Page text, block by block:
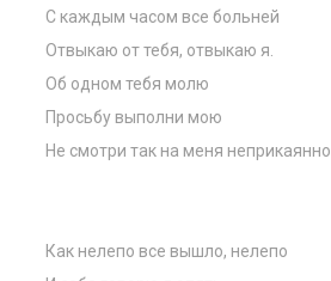
С каждым часом все больней
Отвыкаю от тебя, отвыкаю я.
Об одном тебя молю
Просьбу выполни мою
Не смотри так на меня неприкаянно.
Как нелепо все вышло, нелепо